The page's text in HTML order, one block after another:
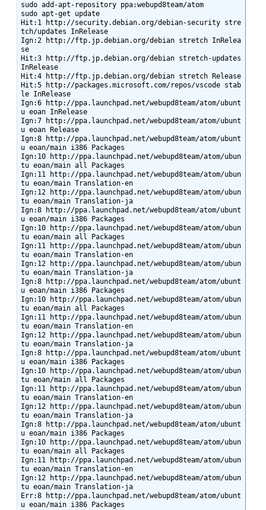
sudo add-apt-repository ppa:webupd8team/atom
sudo apt-get update
Hit:1 http://security.debian.org/debian-security stre
tch/updates InRelease
Ign:2 http://ftp.jp.debian.org/debian stretch InRelea
se
Hit:3 http://ftp.jp.debian.org/debian stretch-updates
InRelease
Hit:4 http://ftp.jp.debian.org/debian stretch Release
Hit:5 http://packages.microsoft.com/repos/vscode stab
le InRelease
Ign:6 http://ppa.launchpad.net/webupd8team/atom/ubunt
u eoan InRelease
Ign:7 http://ppa.launchpad.net/webupd8team/atom/ubunt
u eoan Release
Ign:8 http://ppa.launchpad.net/webupd8team/atom/ubunt
u eoan/main i386 Packages
Ign:10 http://ppa.launchpad.net/webupd8team/atom/ubun
tu eoan/main all Packages
Ign:11 http://ppa.launchpad.net/webupd8team/atom/ubun
tu eoan/main Translation-en
Ign:12 http://ppa.launchpad.net/webupd8team/atom/ubun
tu eoan/main Translation-ja
Ign:8 http://ppa.launchpad.net/webupd8team/atom/ubunt
u eoan/main i386 Packages
Ign:10 http://ppa.launchpad.net/webupd8team/atom/ubun
tu eoan/main all Packages
Ign:11 http://ppa.launchpad.net/webupd8team/atom/ubun
tu eoan/main Translation-en
Ign:12 http://ppa.launchpad.net/webupd8team/atom/ubun
tu eoan/main Translation-ja
Ign:8 http://ppa.launchpad.net/webupd8team/atom/ubunt
u eoan/main i386 Packages
Ign:10 http://ppa.launchpad.net/webupd8team/atom/ubun
tu eoan/main all Packages
Ign:11 http://ppa.launchpad.net/webupd8team/atom/ubun
tu eoan/main Translation-en
Ign:12 http://ppa.launchpad.net/webupd8team/atom/ubun
tu eoan/main Translation-ja
Ign:8 http://ppa.launchpad.net/webupd8team/atom/ubunt
u eoan/main i386 Packages
Ign:10 http://ppa.launchpad.net/webupd8team/atom/ubun
tu eoan/main all Packages
Ign:11 http://ppa.launchpad.net/webupd8team/atom/ubun
tu eoan/main Translation-en
Ign:12 http://ppa.launchpad.net/webupd8team/atom/ubun
tu eoan/main Translation-ja
Ign:8 http://ppa.launchpad.net/webupd8team/atom/ubunt
u eoan/main i386 Packages
Ign:10 http://ppa.launchpad.net/webupd8team/atom/ubun
tu eoan/main all Packages
Ign:11 http://ppa.launchpad.net/webupd8team/atom/ubun
tu eoan/main Translation-en
Ign:12 http://ppa.launchpad.net/webupd8team/atom/ubun
tu eoan/main Translation-ja
Err:8 http://ppa.launchpad.net/webupd8team/atom/ubunt
u eoan/main i386 Packages